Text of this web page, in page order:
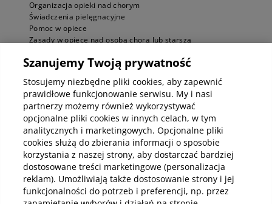
Organizacja opieki nad chorym
Świadczenia pielęgnacyjne
Pomoc w opiece
Zasady w opiece nad osobą chorą lub starszą
Prowadząca
Małgorzata Czyżewska-Kleczkowska- psycholożka i
psychoterapeutka pracująca w nurcie poznawczo-behawioralnym.
Specjalizuje się w terapiach indywidualnych, jak również rodzin i par.
Pomaga także opiekunom osób starszych.
Jak wziąć udział?
Wystarczy, że zarejestrujesz się pod linkiem, aby uruchomić webinar:
https://luxmed.clickmeeting.com/wyzwania-i-trudnosci-
Szanujemy Twoją prywatność
Stosujemy niezbędne pliki cookies, aby zapewnić
prawidłowe funkcjonowanie serwisu. My i nasi
partnerzy możemy również wykorzystywać
opcjonalne pliki cookies w innych celach, w tym
analitycznych i marketingowych. Opcjonalne pliki
cookies służą do zbierania informacji o sposobie
korzystania z naszej strony, aby dostarczać bardziej
dostosowane treści marketingowe (personalizacja
reklam). Umożliwiają także dostosowanie strony i jej
funkcjonalności do potrzeb i preferencji, np. przez